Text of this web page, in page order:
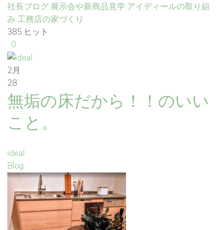
社長ブログ 展示会や新商品見学 アイディールの取り組
み 工務店の家づくり
385 ヒット
0
2月
28
無垢の床だから！！のいい
こと。
ideal
Blog